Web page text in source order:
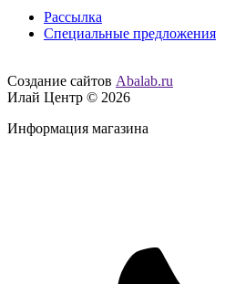
Рассылка
Специальные предложения
Создание сайтов Abalab.ru
Илай Центр © 2026
Информация магазина